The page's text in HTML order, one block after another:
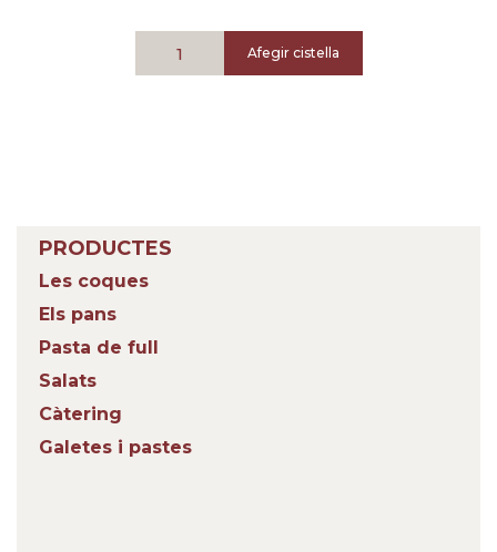
PRODUCTES
Les coques
Els pans
Pasta de full
Salats
Càtering
Galetes i pastes
Afegir cistella